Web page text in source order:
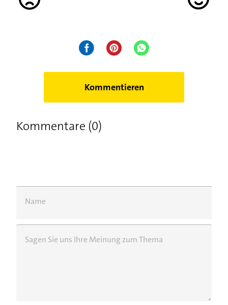
Kommentieren
Kommentare (0)
Name
Sagen Sie uns Ihre Meinung zum Thema